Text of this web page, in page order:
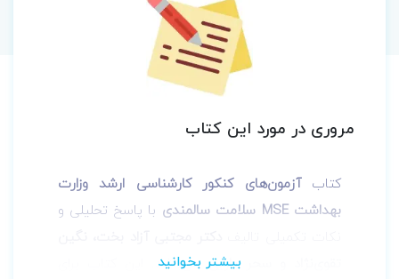
مروری در مورد این کتاب
کتابآزمون‌های کنکور کارشناسی ارشد وزارت
بهداشت MSE سلامت سالمندی
با پاسخ تحلیلی و
تقوی‌نژاد و سحر یاراییمی‌باشد. این کتاب برای